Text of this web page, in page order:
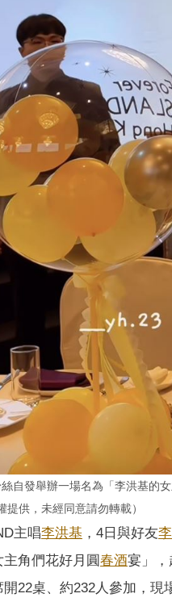
自發舉辦一場名為「李洪基的
提供，未經同意請勿轉載）
主唱李洪基 ，4日與好友
角們花好月圓春酒宴」
22桌、約232人參加，